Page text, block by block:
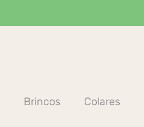
Brincos Colares